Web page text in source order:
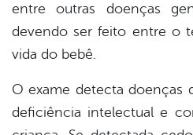
entre outras doenças
devendo ser feito entre o
vida do bebê.
O exame detecta doenças
deficiência intelectual e